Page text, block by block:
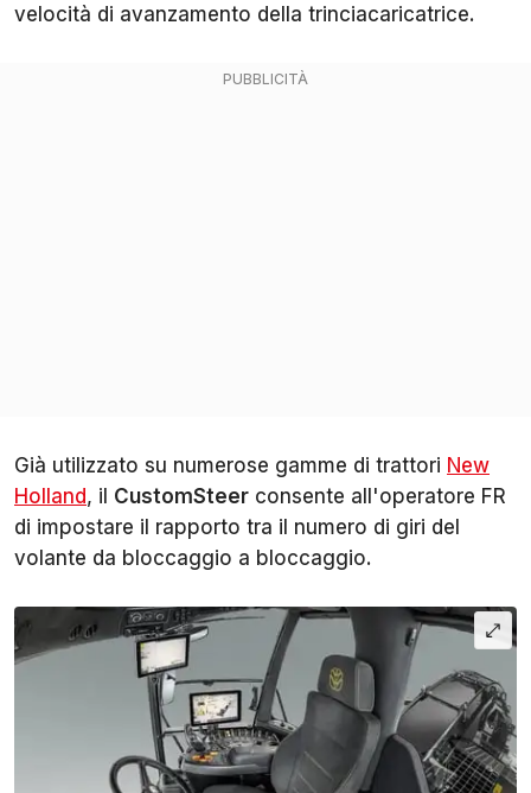
velocità di avanzamento della trinciacaricatrice.
Già utilizzato su numerose gamme di trattori New
Holland, il CustomSteer consente all'operatore FR
di impostare il rapporto tra il numero di giri del
volante da bloccaggio a bloccaggio.